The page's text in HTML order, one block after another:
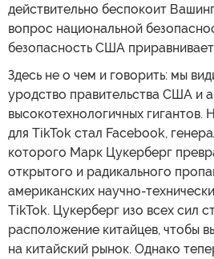
действительно беспокоит
вопрос национальной
безопасность США
Здесь не о чем и говорить: мы
уродство правительства США и
высокотехнологичных
для TikTok стал Facebook,
которого Марк Цукерберг
открытого и радикального
американских научно-
TikTok. Цукерберг изо всех сил
расположение китайцев, чтобы
на китайский рынок. Однако